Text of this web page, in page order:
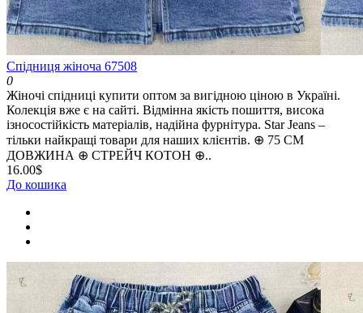
Спідниця жіноча 67508
0
Жіночі спідниці купити оптом за вигідною ціною в Україні.
Колекція вже є на сайті. Відмінна якість пошиття, висока
ізносостійкість матеріалів, надійна фурнітура. Star Jeans –
тільки найкращі товари для наших клієнтів. ⊕ 75 СМ
ДОВЖИНА ⊕ СТРЕЙЧ КОТОН ⊕..
16.00$
До кошика